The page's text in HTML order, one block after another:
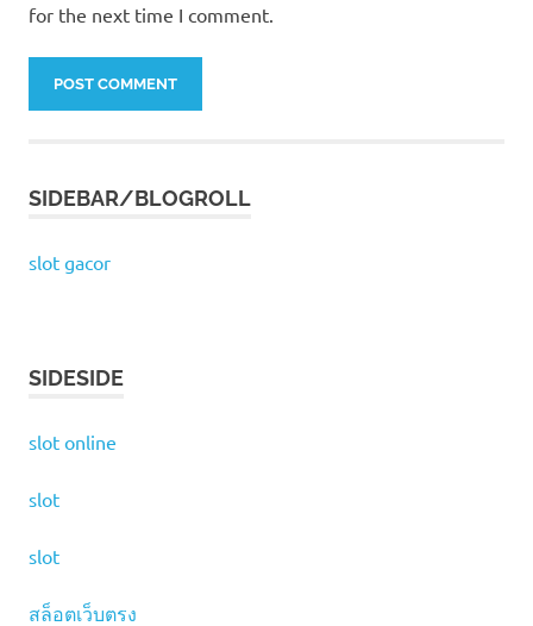
for the next time I comment.
SIDEBAR/BLOGROLL
slot gacor
SIDESIDE
slot online
slot
slot
สล็อตเว็บตรง